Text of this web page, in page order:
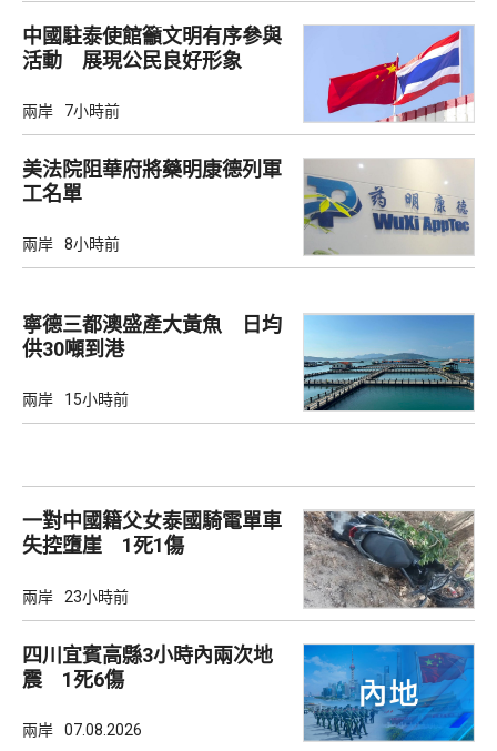
中國駐泰使館籲文明有序參與
活動 展現公民良好形象
兩岸 7小時前
美法院阻華府將藥明康德列軍
工名單
兩岸 8小時前
寧德三都澳盛產大黃魚 日均
供30噸到港
兩岸 15小時前
一對中國籍父女泰國騎電單車
失控墮崖 1死1傷
兩岸 23小時前
四川宜賓高縣3小時內兩次地
震 1死6傷
兩岸 07.08.2026